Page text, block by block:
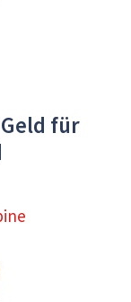
für